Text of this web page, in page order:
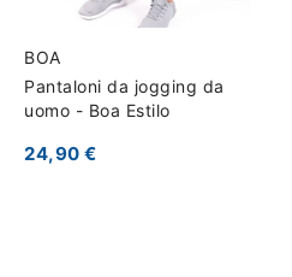
BOA
Pantaloni da jogging da
uomo - Boa Estilo
24,90 €